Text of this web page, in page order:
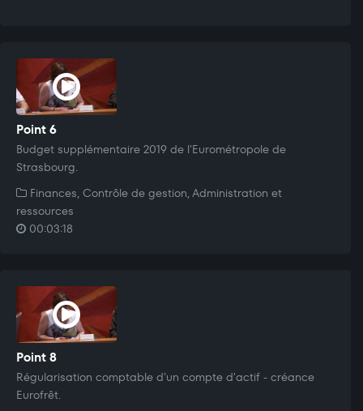
Point 6
Budget supplémentaire 2019 de l'Eurométropole de
Strasbourg.
Finances, Contrôle de gestion, Administration et
ressources
00:03:18
Point 8
Régularisation comptable d'un compte d'actif - créance
Eurofrêt.